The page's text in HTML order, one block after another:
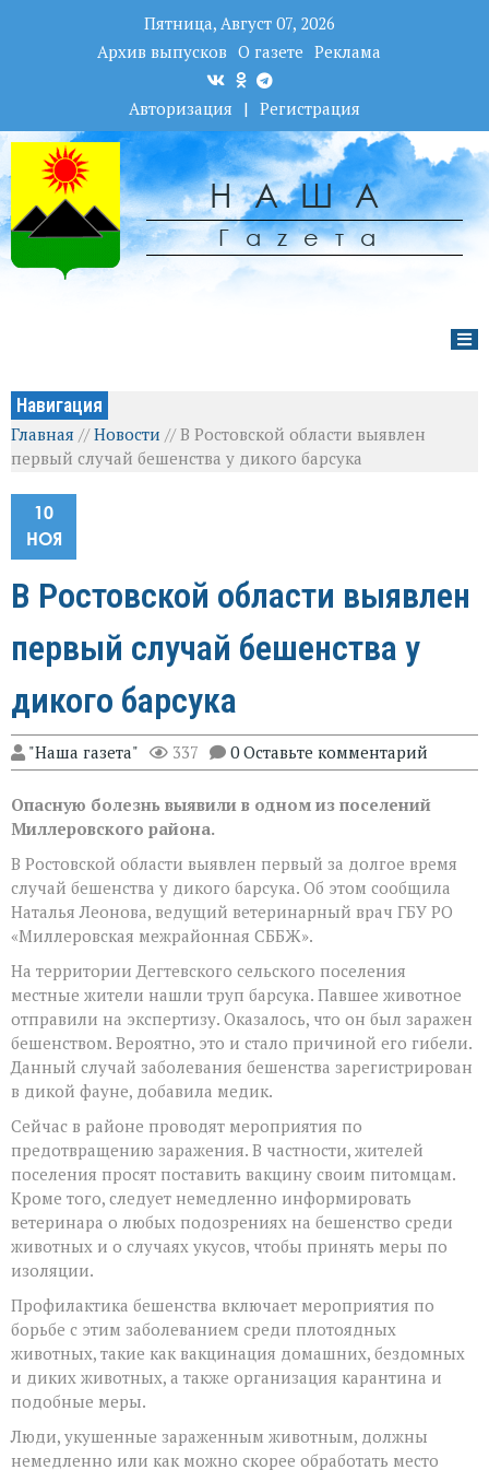
Пятница, Август 07, 2026
Архив выпусков О газете Реклама
Авторизация | Регистрация
НАША
Гаzета
Навигация
Главная //Новости //В Ростовской области выявлен
первый случай бешенства у дикого барсука
10
НОЯ
В Ростовской области выявлен
первый случай бешенства у
дикого барсука
"Наша газета" 337 0 Оставьте комментарий
Опасную болезнь выявили в одном из поселений
Миллеровского района.
В Ростовской области выявлен первый за долгое время
случай бешенства у дикого барсука. Об этом сообщила
Наталья Леонова, ведущий ветеринарный врач ГБУ РО
«Миллеровская межрайонная СББЖ».
На территории Дегтевского сельского поселения
местные жители нашли труп барсука. Павшее животное
отправили на экспертизу. Оказалось, что он был заражен
бешенством. Вероятно, это и стало причиной его гибели.
Данный случай заболевания бешенства зарегистрирован
в дикой фауне, добавила медик.
Сейчас в районе проводят мероприятия по
предотвращению заражения. В частности, жителей
поселения просят поставить вакцину своим питомцам.
Кроме того, следует немедленно информировать
ветеринара о любых подозрениях на бешенство среди
животных и о случаях укусов, чтобы принять меры по
изоляции.
Профилактика бешенства включает мероприятия по
борьбе с этим заболеванием среди плотоядных
животных, такие как вакцинация домашних, бездомных
и диких животных, а также организация карантина и
подобные меры.
Люди, укушенные зараженным животным, должны
немедленно или как можно скорее обработать место